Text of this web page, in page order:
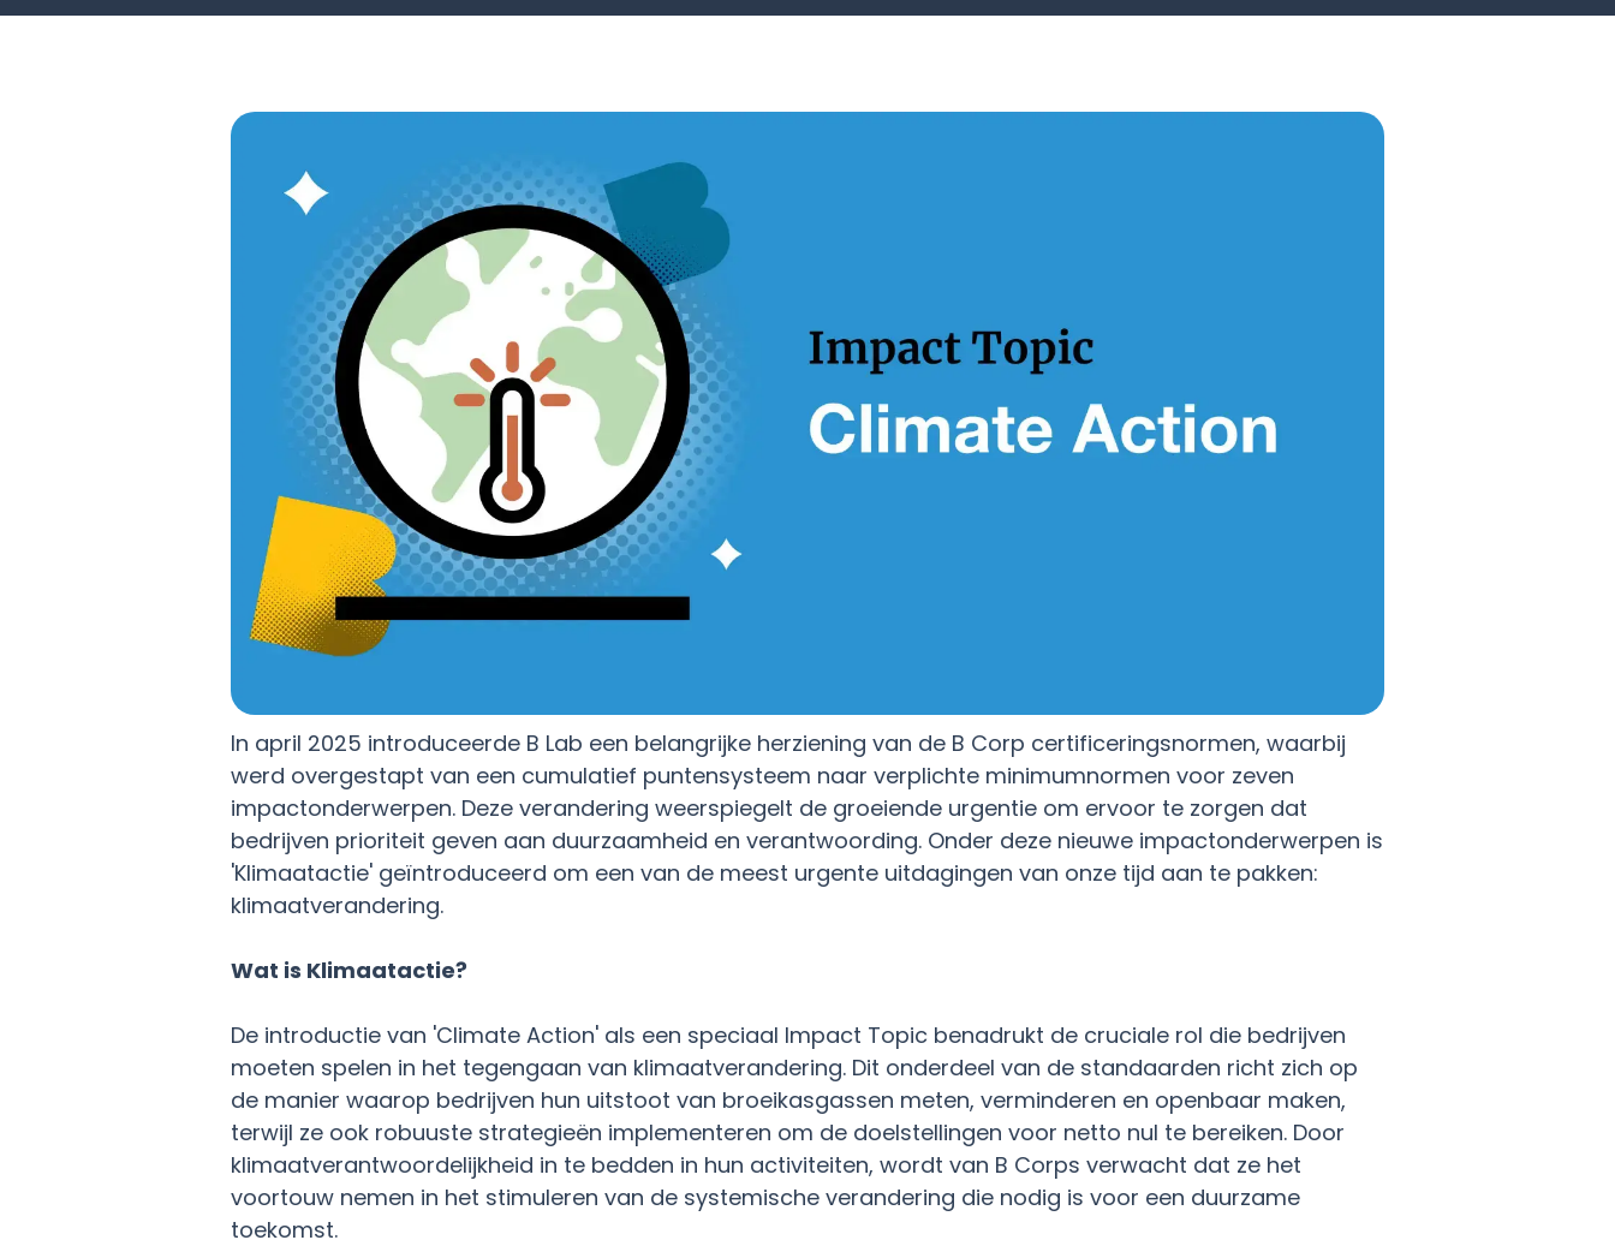
In april 2025 introduceerde B Lab een belangrijke herziening van de B Corp certificeringsnormen, waarbij
werd overgestapt van een cumulatief puntensysteem naar verplichte minimumnormen voor zeven
impactonderwerpen. Deze verandering weerspiegelt de groeiende urgentie om ervoor te zorgen dat
bedrijven prioriteit geven aan duurzaamheid en verantwoording. Onder deze nieuwe impactonderwerpen is
'Klimaatactie' geïntroduceerd om een van de meest urgente uitdagingen van onze tijd aan te pakken:
klimaatverandering.
Wat is Klimaatactie?
De introductie van 'Climate Action' als een speciaal Impact Topic benadrukt de cruciale rol die bedrijven
moeten spelen in het tegengaan van klimaatverandering. Dit onderdeel van de standaarden richt zich op
de manier waarop bedrijven hun uitstoot van broeikasgassen meten, verminderen en openbaar maken,
terwijl ze ook robuuste strategieën implementeren om de doelstellingen voor netto nul te bereiken. Door
klimaatverantwoordelijkheid in te bedden in hun activiteiten, wordt van B Corps verwacht dat ze het
voortouw nemen in het stimuleren van de systemische verandering die nodig is voor een duurzame
toekomst.